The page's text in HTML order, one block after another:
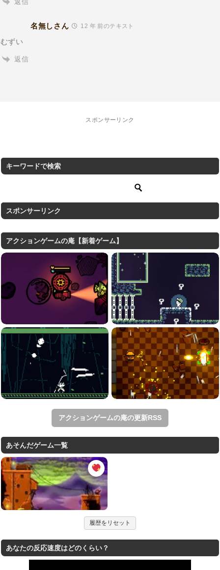
名無しさん 12 年 前のテキスト
むずい
返信
スポンサーリンク
キーワードで検索
スポンサーリンク
アクションゲームの庵【新着ゲーム】
アクションゲームの庵の更新RSS
あそんだゲーム一覧
履歴をリセット
あなたの反応速度はどのくらい？